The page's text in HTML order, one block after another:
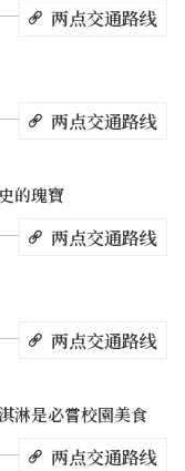
，早访古时後的书
，用意在提醒学子
示对知识的尊重。
山必访的古蹟之
两点交通路线
两点交通路线
的瑰寶
两点交通路线
两点交通路线
淋是必嘗校園美食
两点交通路线